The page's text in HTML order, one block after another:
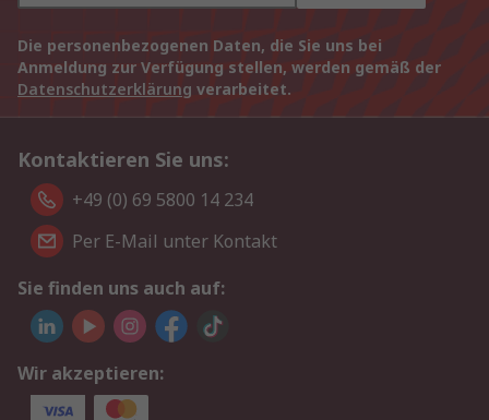
Die personenbezogenen Daten, die Sie uns bei
Anmeldung zur Verfügung stellen, werden gemäß der
Datenschutzerklärung verarbeitet.
Kontaktieren Sie uns:
+49 (0) 69 5800 14 234
Per E-Mail unter Kontakt
Sie finden uns auch auf:
Wir akzeptieren: